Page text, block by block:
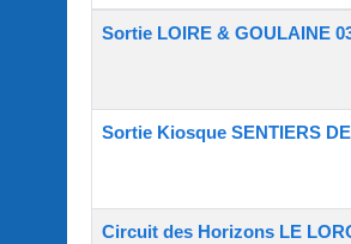
Articles
Sortie LOIRE & GOULAINE
Sortie Kiosque SENTIERS
Circuit des Horizons LE